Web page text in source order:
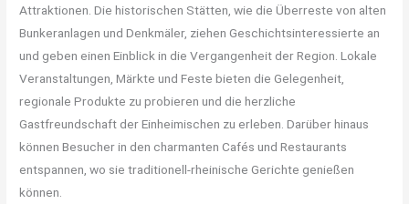
Attraktionen. Die historischen Stätten, wie die Überreste von alten
Bunkeranlagen und Denkmäler, ziehen Geschichtsinteressierte an
und geben einen Einblick in die Vergangenheit der Region. Lokale
Veranstaltungen, Märkte und Feste bieten die Gelegenheit,
regionale Produkte zu probieren und die herzliche
Gastfreundschaft der Einheimischen zu erleben. Darüber hinaus
können Besucher in den charmanten Cafés und Restaurants
entspannen, wo sie traditionell-rheinische Gerichte genießen
können.